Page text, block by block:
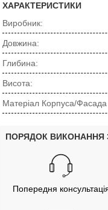
ХАРАКТЕРИСТИКИ
Виробник:
Довжина:
Глибина:
Висота:
Матеріал Корпуса/Фасада
ПОРЯДОК ВИКОНАННЯ
Попередня